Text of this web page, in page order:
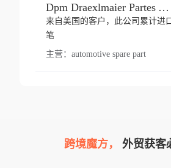
Dpm Draexlmaier Partes Automotrices Corr Ind Huejotzingo
来自美国的客户，此公司累计进
笔
主营： automotive spare part
跨境魔方， 外贸获客